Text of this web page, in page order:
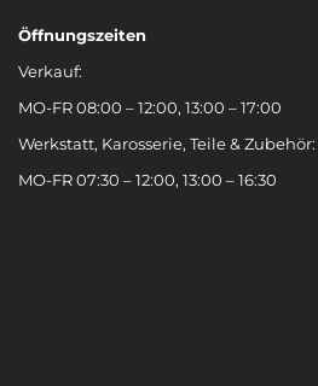
Öffnungszeiten
Verkauf:
MO-FR 08:00 – 12:00, 13:00 – 17:00
Werkstatt, Karosserie, Teile & Zubehör:
MO-FR 07:30 – 12:00, 13:00 – 16:30